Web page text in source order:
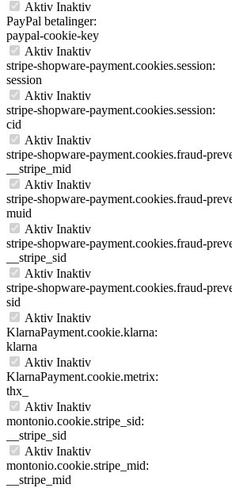
Aktiv Inaktiv
PayPal betalinger:
paypal-cookie-key
Aktiv Inaktiv
stripe-shopware-payment.cookies.session:
session
Aktiv Inaktiv
stripe-shopware-payment.cookies.session:
cid
Aktiv Inaktiv
stripe-shopware-payment.cookies.fraud-
__stripe_mid
Aktiv Inaktiv
stripe-shopware-payment.cookies.fraud-
muid
Aktiv Inaktiv
stripe-shopware-payment.cookies.fraud-
__stripe_sid
Aktiv Inaktiv
stripe-shopware-payment.cookies.fraud-
sid
Aktiv Inaktiv
KlarnaPayment.cookie.klarna:
klarna
Aktiv Inaktiv
KlarnaPayment.cookie.metrix:
thx_
Aktiv Inaktiv
montonio.cookie.stripe_sid:
__stripe_sid
Aktiv Inaktiv
montonio.cookie.stripe_mid:
__stripe_mid